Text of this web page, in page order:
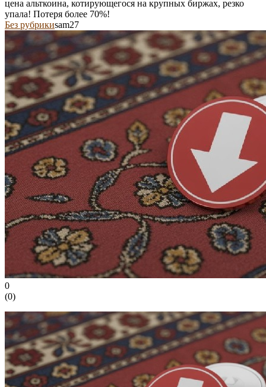
цена альткоина, котирующегося на крупных биржах, резко
упала! Потеря более 70%!
Без рубрикиsam27
0
(0)